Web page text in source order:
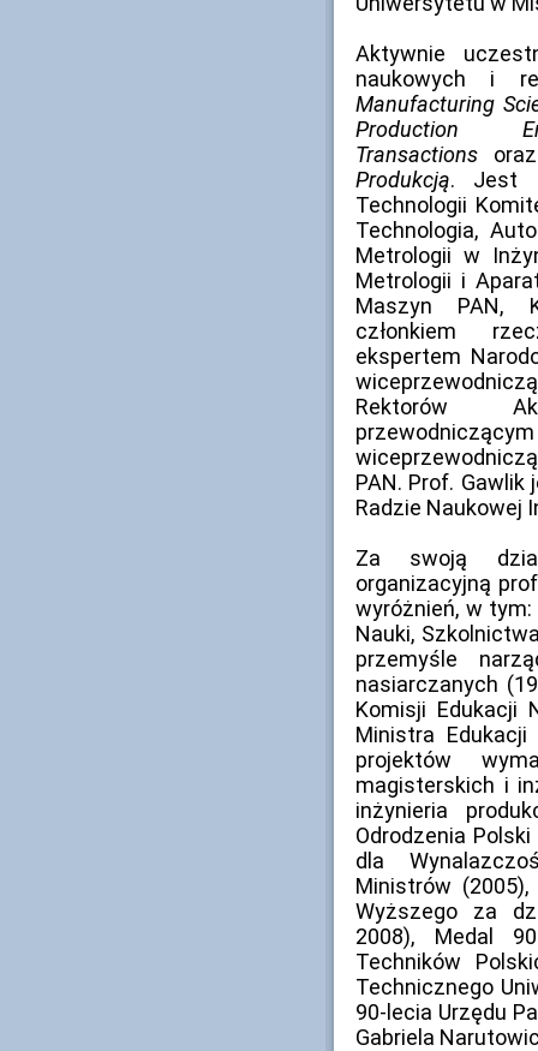
Aktywnie
naukowych i
Manufacturing
Production
Transactions
Produkcją. Jest
Technologii
Technologia,
Metrologii w
Metrologii i
Maszyn PAN,
członkiem
ekspertem
Rektorów
PAN. Prof.
Radzie Naukowej
Za swoją
organizacyjną
wyróżnień, w
Nauki,
przemyśle
nasiarczanych
Komisji Edukacji
Ministra
projektów
magisterskich i
inżynieria
Odrodzenia Polski
dla
Ministrów
Wyższego za
2008), Medal
Techników
Technicznego
90-lecia Urzędu
Gabriela